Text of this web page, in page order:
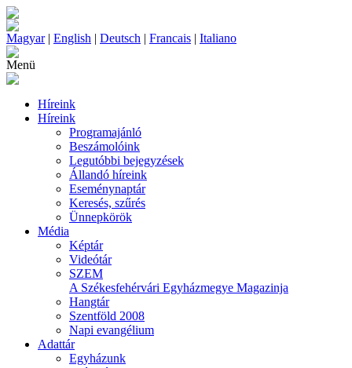
Magyar| English | Deutsch | Francais | Italiano
Menü
Híreink
Híreink
Programajánló
Beszámolóink
Legutóbbi bejegyzések
Állandó híreink
Eseménynaptár
Keresés, szűrés
Ünnepkörök
Média
Képtár
Videótár
SZEM
A Székesfehérvári Egyházmegye Magazinja
Hangtár
Szentföld 2008
Napi evangélium
Adattár
Egyházunk